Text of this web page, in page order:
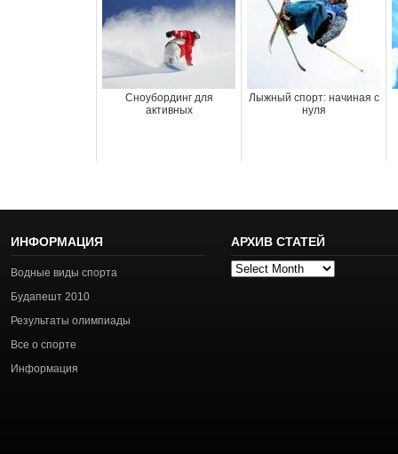
Сноубординг для
активных
Лыжный спорт: начиная с
нуля
ИНФОРМАЦИЯ
Водные виды спорта
Будапешт 2010
Результаты олимпиады
Все о спорте
Информация
АРХИВ СТАТЕЙ
Архив